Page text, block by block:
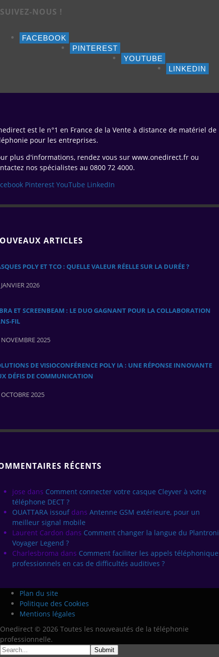
SUIVEZ-NOUS !
FACEBOOK
PINTEREST
YOUTUBE
LINKEDIN
est le n°1 en France de la Vente à distance de matériel de
pour les entreprises.
plus d'informations, rendez vous sur www.onedirect.fr ou
nos spécialistes au 0800 72 4000.
Pinterest YouTube LinkedIn
ARTICLES
POLY ET TCO : QUELLE VALEUR RÉELLE SUR LA DURÉE ?
2026
ET SCREENBEAM : LE DUO GAGNANT POUR LA COLLABORATION
2025
DE VISIOCONFÉRENCE POLY IA : UNE RÉPONSE INNOVANTE
DÉFIS DE COMMUNICATION
2025
RÉCENTS
jose dans Comment connecter votre casque Cleyver à votre
téléphone DECT ?
OUATTARA issouf dans Antenne GSM extérieure, pour un
meilleur signal mobile
Laurent Cardon dans Comment changer la langue du
Voyager Legend ?
Charlesbroma dans Comment faciliter les appels
professionnels en cas de difficultés auditives ?
Plan du site
Politique des Cookies
Mentions légales
Onedirect © 2026 Toutes les nouveautés de la téléphonie
professionnelle.
Submit